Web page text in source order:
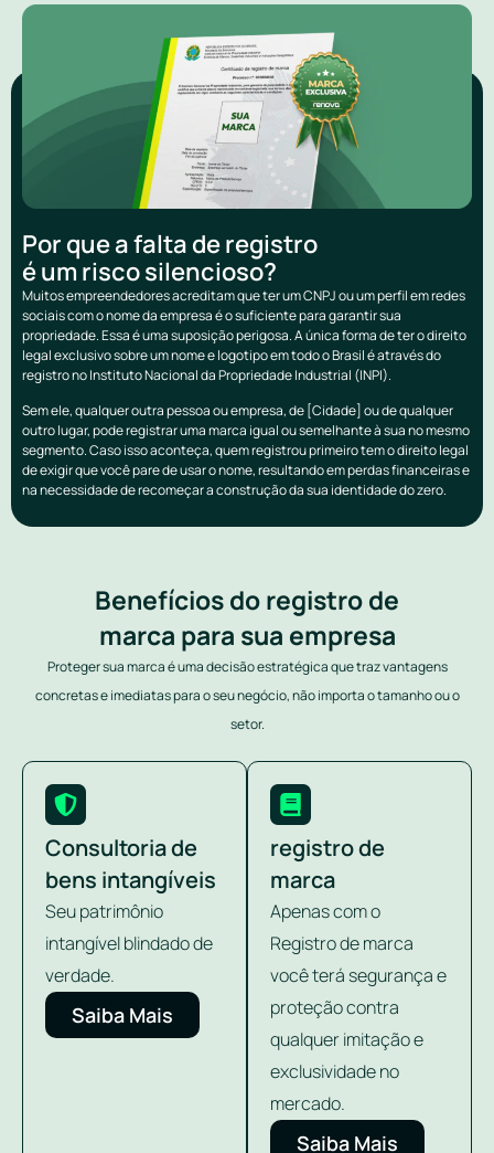
Por que a falta de registro
é um risco silencioso?
Muitos empreendedores acreditam que ter um CNPJ ou um perfil em redes
sociais com o nome da empresa é o suficiente para garantir sua
propriedade. Essa é uma suposição perigosa. A única forma de ter o direito
legal exclusivo sobre um nome e logotipo em todo o Brasil é através do
registro no Instituto Nacional da Propriedade Industrial (INPI).
Sem ele, qualquer outra pessoa ou empresa, de [Cidade] ou de qualquer
outro lugar, pode registrar uma marca igual ou semelhante à sua no mesmo
segmento. Caso isso aconteça, quem registrou primeiro tem o direito legal
de exigir que você pare de usar o nome, resultando em perdas financeiras e
na necessidade de recomeçar a construção da sua identidade do zero.
Benefícios do registro de
marca para sua empresa
Proteger sua marca é uma decisão estratégica que traz vantagens
concretas e imediatas para o seu negócio, não importa o tamanho ou o
setor.
Consultoria de
bens intangíveis
Seu patrimônio
intangível blindado de
verdade.
Saiba Mais
registro de
marca
Apenas com o
Registro de marca
você terá segurança e
proteção contra
qualquer imitação e
exclusividade no
mercado.
Saiba Mais